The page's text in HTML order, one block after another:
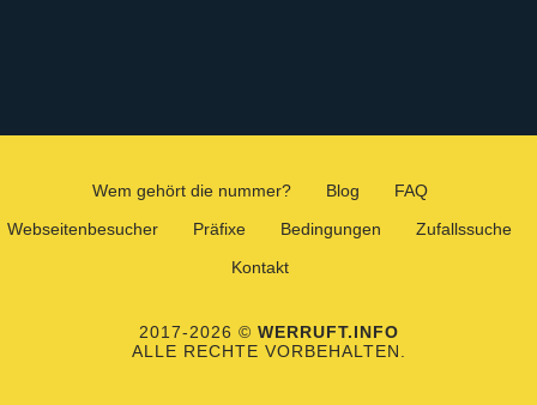
Wem gehört die nummer? Blog
FAQ
Webseitenbesucher
Präfixe Bedingungen
Zufallssuche
Kontakt
2017-2026 © WERRUFT.INFO
ALLE RECHTE VORBEHALTEN.